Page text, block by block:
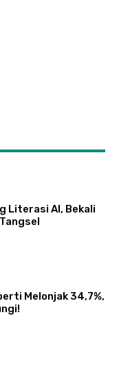
Literasi AI, Bekali
Melonjak 34,7%,